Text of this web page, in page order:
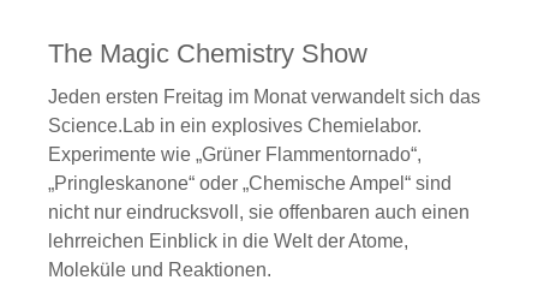
The Magic Chemistry Show
Jeden ersten Freitag im Monat verwandelt sich das
Science.Lab in ein explosives Chemielabor.
Experimente wie „Grüner Flammentornado“,
„Pringleskanone“ oder „Chemische Ampel“ sind
nicht nur eindrucksvoll, sie offenbaren auch einen
lehrreichen Einblick in die Welt der Atome,
Moleküle und Reaktionen.